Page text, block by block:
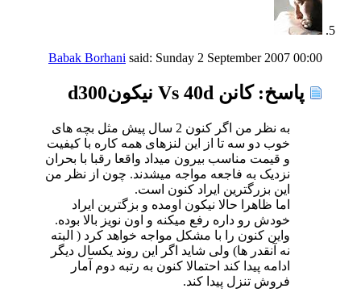
Babak Borhani said: Sunday 2 September 2007 00:00
پاسخ: كانن Vs 40d نیكونd300
به نظر من اگر کنون 2 سال پیش مثل بچه های
خوب دو سه تا از این لنزهای همه کاره با کیفیت
و قیمت مناسب بیرون میداد واقعا رقبا با بحران
نزدیک به فاجعه مواجه میشدند. چون از نظر من
این بزرگترین ایراد کنون است.
اما ظاهرا حالا نیکون اومده و بزگترین ایراد
خودش رو داره رفع میکنه و اون نویز بالا بوده.
واین کنون را با مشکل مواجه خواهد کرد ( البته
نه آنقدر ها) ولی شاید اگر این روند یکسال دیگر
ادامه پیدا کند احتمالا کنون به رتبه دوم آمار
فروش تنزل پیدا کند.